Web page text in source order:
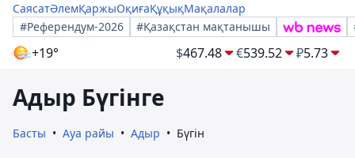
СаясатӘлемҚаржыОқиғаҚұқықМақалалар
#Референдум-2026
#Қазақстан мақтанышы
+19° $467.48 €539.52 ₽5.73
Адыр Бүгінге
Басты Ауа райы Адыр Бүгін